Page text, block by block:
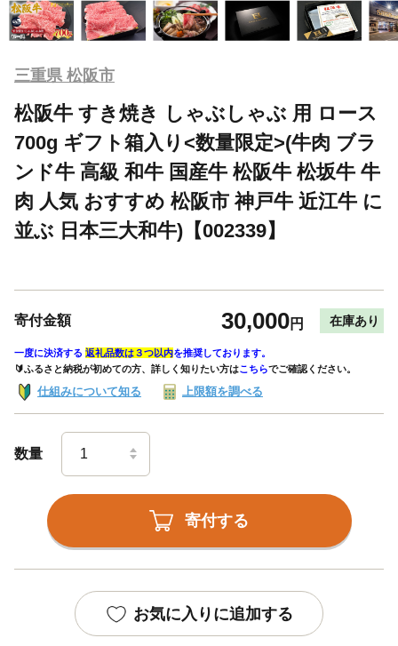
三重県 松阪市
松阪牛 すき焼き しゃぶしゃぶ 用 ロース
700g ギフト箱入り<数量限定>(牛肉 ブラ
ンド牛 高級 和牛 国産牛 松阪牛 松坂牛 牛
肉 人気 おすすめ 松阪市 神戸牛 近江牛 に
並ぶ 日本三大和牛)【002339】
寄付金額 30,000円 在庫あり
一度に決済する 返礼品数は３つ以内を推奨しております。
🔰ふるさと納税が初めての方、詳しく知りたい方はこちらでご確認ください。
仕組みについて知る 上限額を調べる
数量
寄付する
お気に入りに追加する